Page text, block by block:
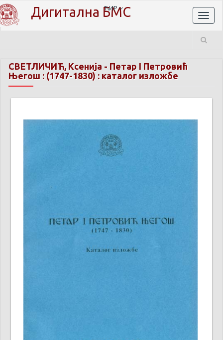
Дигитална БМС
ЋИР
СВЕТЛИЧИЋ, Ксенија - Петар I Петровић
Његош : (1747-1830) : каталог изложбе